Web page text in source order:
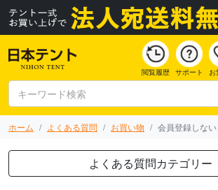
閲覧履歴 サポート お
ホーム よくある質問 お買い物 会員登録しな
よくある質問カテゴリー